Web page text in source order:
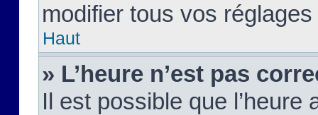
modifier tous vos
Haut
» L’heure n’est pas
Il est possible que